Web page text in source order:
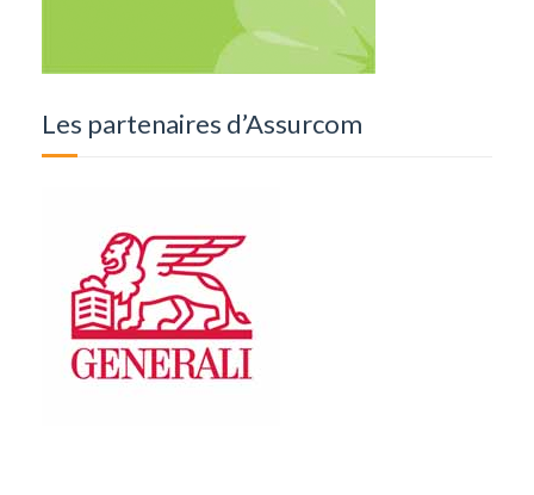
Les partenaires d’Assurcom